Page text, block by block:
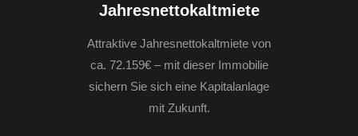
Jahresnettokaltmiete
Attraktive Jahresnettokaltmiete von
ca. 72.159€ – mit dieser Immobilie
sichern Sie sich eine Kapitalanlage
mit Zukunft.